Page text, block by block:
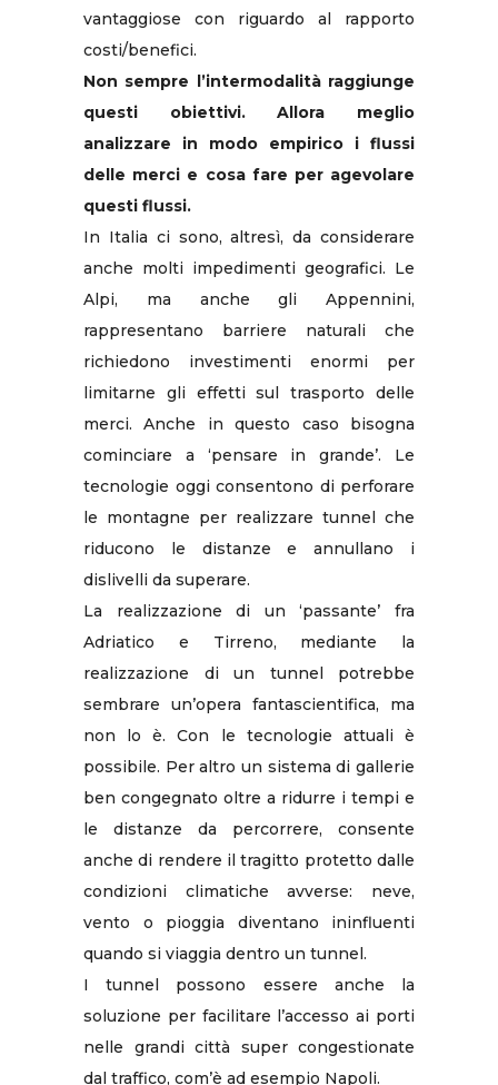
vantaggiose con riguardo al rapporto
costi/benefici.
Non sempre l’intermodalità raggiunge
questi obiettivi. Allora meglio
analizzare in modo empirico i flussi
delle merci e cosa fare per agevolare
questi flussi.
In Italia ci sono, altresì, da considerare
anche molti impedimenti geografici. Le
Alpi, ma anche gli Appennini,
rappresentano barriere naturali che
richiedono investimenti enormi per
limitarne gli effetti sul trasporto delle
merci. Anche in questo caso bisogna
cominciare a ‘pensare in grande’. Le
tecnologie oggi consentono di perforare
le montagne per realizzare tunnel che
riducono le distanze e annullano i
dislivelli da superare.
La realizzazione di un ‘passante’ fra
Adriatico e Tirreno, mediante la
realizzazione di un tunnel potrebbe
sembrare un’opera fantascientifica, ma
non lo è. Con le tecnologie attuali è
possibile. Per altro un sistema di gallerie
ben congegnato oltre a ridurre i tempi e
le distanze da percorrere, consente
anche di rendere il tragitto protetto dalle
condizioni climatiche avverse: neve,
vento o pioggia diventano ininfluenti
quando si viaggia dentro un tunnel.
I tunnel possono essere anche la
soluzione per facilitare l’accesso ai porti
nelle grandi città super congestionate
dal traffico, com’è ad esempio Napoli.